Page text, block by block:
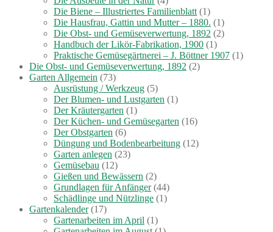
Die Biene – Illustriertes Familienblatt (1)
Die Hausfrau, Gattin und Mutter – 1880. (1)
Die Obst- und Gemüseverwertung, 1892 (2)
Handbuch der Likör-Fabrikation, 1900 (1)
Praktische Gemüsegärtnerei – J. Böttner 1907 (1)
Die Obst- und Gemüseverwertung, 1892 (2)
Garten Allgemein (73)
Ausrüstung / Werkzeug (5)
Der Blumen- und Lustgarten (1)
Der Kräutergarten (1)
Der Küchen- und Gemüsegarten (16)
Der Obstgarten (6)
Düngung und Bodenbearbeitung (12)
Garten anlegen (23)
Gemüsebau (12)
Gießen und Bewässern (2)
Grundlagen für Anfänger(44)
Schädlinge und Nützlinge (1)
Gartenkalender(17)
Gartenarbeiten im April (1)